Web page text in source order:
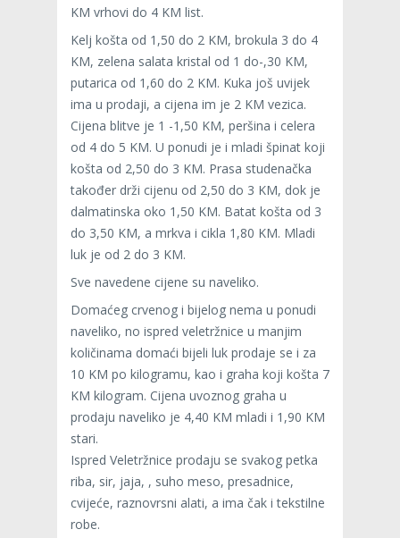
KM vrhovi do 4 KM list.
Kelj košta od 1,50 do 2 KM, brokula 3 do 4
KM, zelena salata kristal od 1 do-,30 KM,
putarica od 1,60 do 2 KM. Kuka još uvijek
ima u prodaji, a cijena im je 2 KM vezica.
Cijena blitve je 1 -1,50 KM, peršina i celera
od 4 do 5 KM. U ponudi je i mladi špinat koji
košta od 2,50 do 3 KM. Prasa studenačka
također drži cijenu od 2,50 do 3 KM, dok je
dalmatinska oko 1,50 KM. Batat košta od 3
do 3,50 KM, a mrkva i cikla 1,80 KM. Mladi
luk je od 2 do 3 KM.
Sve navedene cijene su naveliko.
Domaćeg crvenog i bijelog nema u ponudi
naveliko, no ispred veletržnice u manjim
količinama domaći bijeli luk prodaje se i za
10 KM po kilogramu, kao i graha koji košta 7
KM kilogram. Cijena uvoznog graha u
prodaju naveliko je 4,40 KM mladi i 1,90 KM
stari.
Ispred Veletržnice prodaju se svakog petka
riba, sir, jaja, , suho meso, presadnice,
cvijeće, raznovrsni alati, a ima čak i tekstilne
robe.